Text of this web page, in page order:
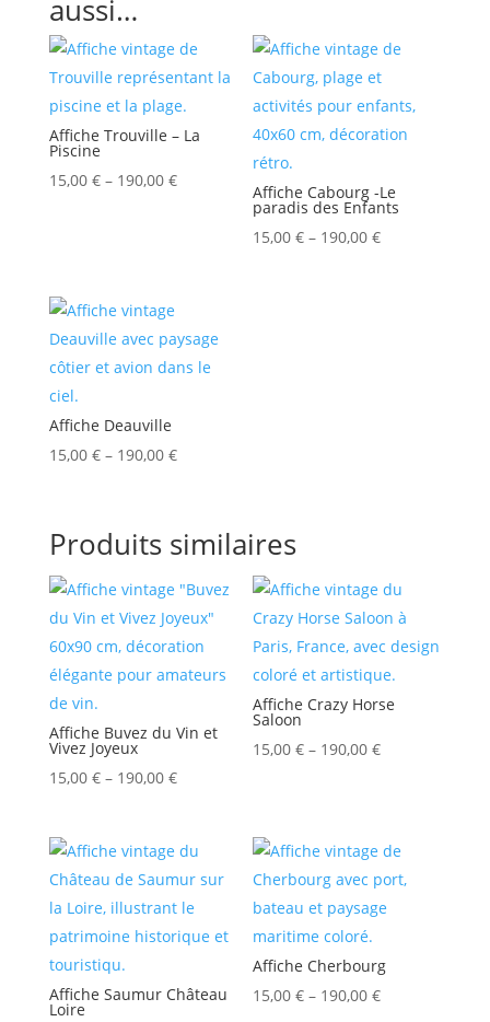
aussi…
Affiche Trouville – La
Piscine
15,00 €– 190,00 €
Affiche Cabourg -Le
paradis des Enfants
15,00€ – 190,00€
Affiche Deauville
15,00 €– 190,00 €
Produits similaires
Affiche Buvez du Vin et
Vivez Joyeux
15,00 €– 190,00 €
Affiche Crazy Horse
Saloon
15,00€ – 190,00€
Affiche Saumur Château
Loire
Affiche Cherbourg
15,00€ – 190,00€